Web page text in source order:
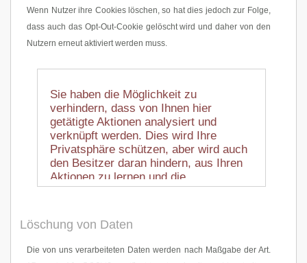
Wenn Nutzer ihre Cookies löschen, so hat dies jedoch zur Folge,
dass auch das Opt-Out-Cookie gelöscht wird und daher von den
Nutzern erneut aktiviert werden muss.
Löschung von Daten
Die von uns verarbeiteten Daten werden nach Maßgabe der Art.